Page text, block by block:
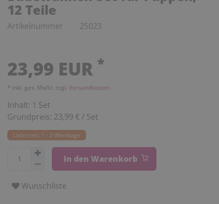
12 Teile
Artikelnummer 25023
23,99 EUR *
* inkl. ges. MwSt. zzgl. Versandkosten
Inhalt: 1 Set
Grundpreis: 23,99 € / Set
Lieferzeit: 1 - 3 Werktage
In den Warenkorb
Wunschliste